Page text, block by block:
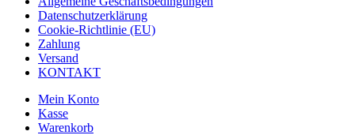
Datenschutzerklärung
Cookie-Richtlinie (EU)
Zahlung
Versand
KONTAKT
Mein Konto
Kasse
Warenkorb